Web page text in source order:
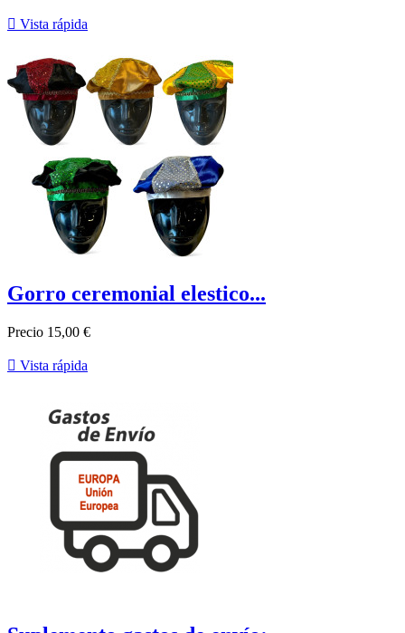
 Vista rápida
Gorro ceremonial elestico...
Precio 15,00 €
 Vista rápida